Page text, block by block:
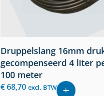
Druppelslang 16mm
gecompenseerd 4 liter
100 meter
€68,70 excl. BTW